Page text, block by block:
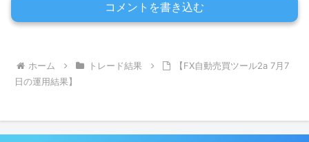
コメントを書き込む
ホーム トレード結果
【FX自動売買ツール2a 7月7
日の運用結果】